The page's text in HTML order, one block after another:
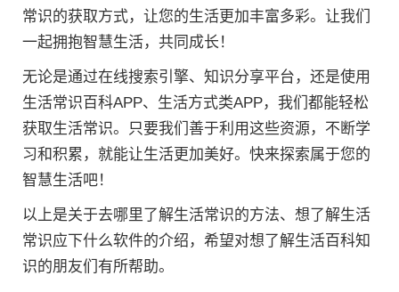
常识的获取方式，让您的生活更加丰富多彩。让我们
一起拥抱智慧生活，共同成长！
无论是通过在线搜索引擎、知识分享平台，还是使用
生活常识百科APP、生活方式类APP，我们都能轻松
获取生活常识。只要我们善于利用这些资源，不断学
习和积累，就能让生活更加美好。快来探索属于您的
智慧生活吧！
以上是关于去哪里了解生活常识的方法、想了解生活
常识应下什么软件的介绍，希望对想了解生活百科知
识的朋友们有所帮助。